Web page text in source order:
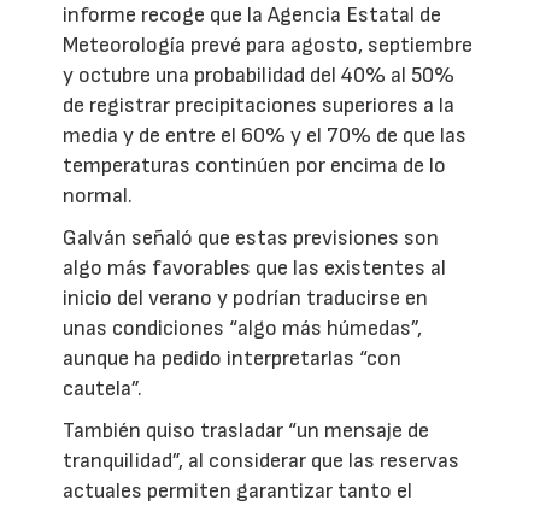
informe recoge que la Agencia Estatal de
Meteorología prevé para agosto, septiembre
y octubre una probabilidad del 40% al 50%
de registrar precipitaciones superiores a la
media y de entre el 60% y el 70% de que las
temperaturas continúen por encima de lo
normal.
Galván señaló que estas previsiones son
algo más favorables que las existentes al
inicio del verano y podrían traducirse en
unas condiciones “algo más húmedas”,
aunque ha pedido interpretarlas “con
cautela”.
También quiso trasladar “un mensaje de
tranquilidad”, al considerar que las reservas
actuales permiten garantizar tanto el